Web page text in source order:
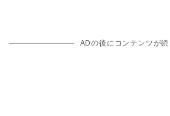
ADの後にコンテンツが続